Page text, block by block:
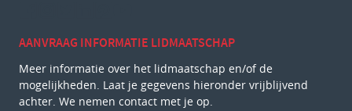
AANVRAAG INFORMATIE LIDMAATSCHAP
Meer informatie over het lidmaatschap en/of de
mogelijkheden. Laat je gegevens hieronder vrijblijvend
achter. We nemen contact met je op.